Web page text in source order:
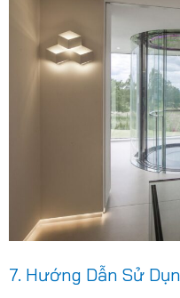
7. Hướng Dẫn Sử